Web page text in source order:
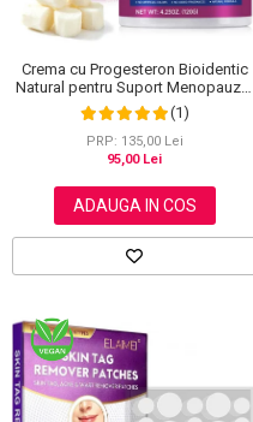
Crema cu Progesteron Bioidentic
Natural pentru Suport Menopauza,
Menstruatie si Echilibru Hormonal,
120 g
(1)
PRP: 135,00 Lei
95,00 Lei
ADAUGA IN COS